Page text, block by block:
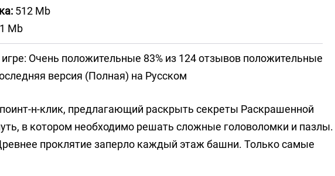
512 Mb
Mb
Очень положительные 83% из 124 отзывов положительные
версия (Полная) на Русском
н-клик, предлагающий раскрыть секреты Раскрашенной
в котором необходимо решать сложные головоломки и пазлы.
проклятие заперло каждый этаж башни. Только самые